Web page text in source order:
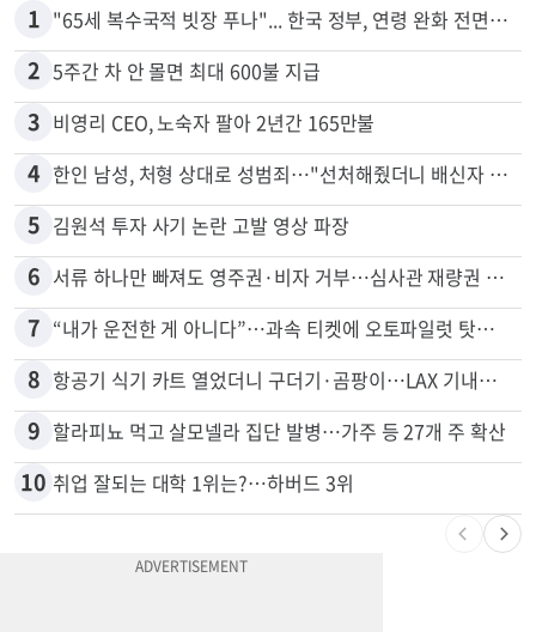
1 "65세 복수국적 빗장 푸나"... 한국 정부, 연령 완화 전면 추진
2 5주간 차 안 몰면 최대 600불 지급
3 비영리 CEO, 노숙자 팔아 2년간 165만불
4 한인 남성, 처형 상대로 성범죄…"선처해줬더니 배신자 취급"
5 김원석 투자 사기 논란 고발 영상 파장
6 서류 하나만 빠져도 영주권·비자 거부…심사관 재량권 대폭 확대
7 “내가 운전한 게 아니다”…과속 티켓에 오토파일럿 탓한 운전자
8 항공기 식기 카트 열었더니 구더기·곰팡이…LAX 기내식 업체 논란
9 할라피뇨 먹고 살모넬라 집단 발병…가주 등 27개 주 확산
10 취업 잘되는 대학 1위는?…하버드 3위